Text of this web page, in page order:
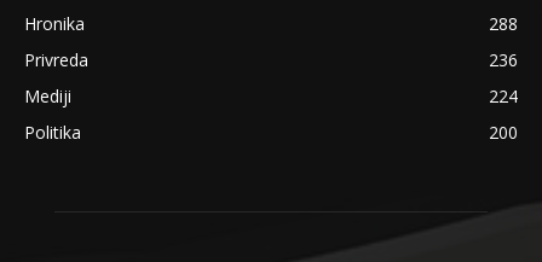
Hronika
288
Privreda
236
Mediji
224
Politika
200